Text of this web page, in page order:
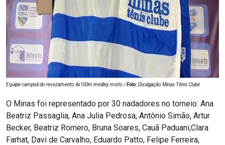
Equipe campeã do revezamento 4x100m medley misto /Foto:Divulgação Minas Tênis Clube
O Minas foi representado por 30 nadadores no torneio: Ana
Beatriz Passaglia, Ana Julia Pedrosa, Antônio Simão, Artur
Becker, Beatriz Romero, Bruna Soares, Cauã Paduani,Clara
Farhat, Davi de Carvalho, Eduardo Patto, Felipe Ferreira,